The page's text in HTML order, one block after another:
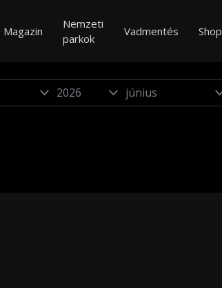
Magazin
Nemzeti
parkok
Vadmentés Shop